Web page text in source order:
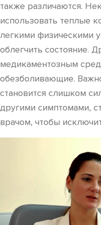
также различаются.
использовать теплые
легкими физическими
облегчить состояние.
медикаментозным
обезболивающие.
становится слишком
другими симптомами,
врачом, чтобы